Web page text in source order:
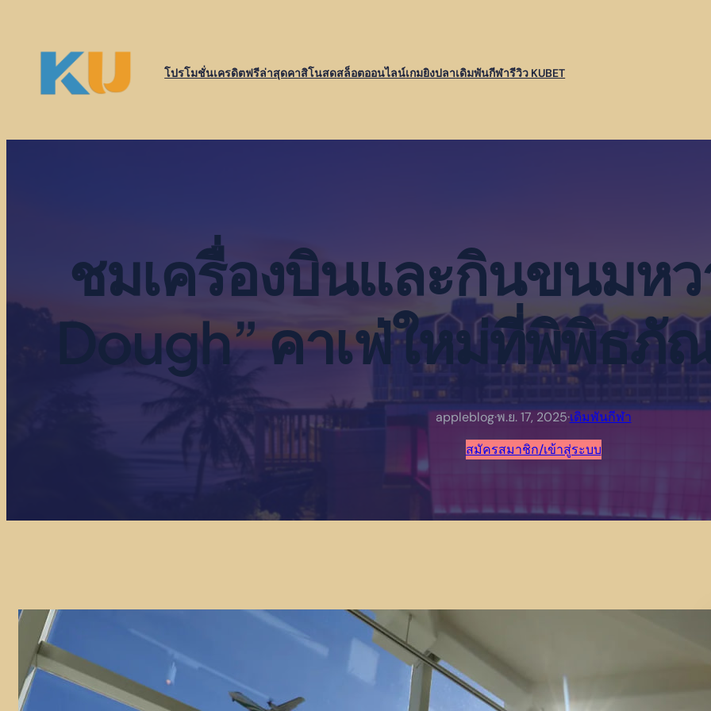
โปรโมชั่นเครดิตฟรีล่าสุดคาสิโนสดสล็อตออนไลน์เกมยิงปลาเดิมพันกีฬารีวิว KUBET
ชมเครื่องบินและกินขนมห
Dough” คาเฟ่ใหม่ที่พิพิธภั
appleblog·พ.ย. 17, 2025·เดิมพันกีฬา
สมัครสมาชิก/เข้าสู่ระบบ